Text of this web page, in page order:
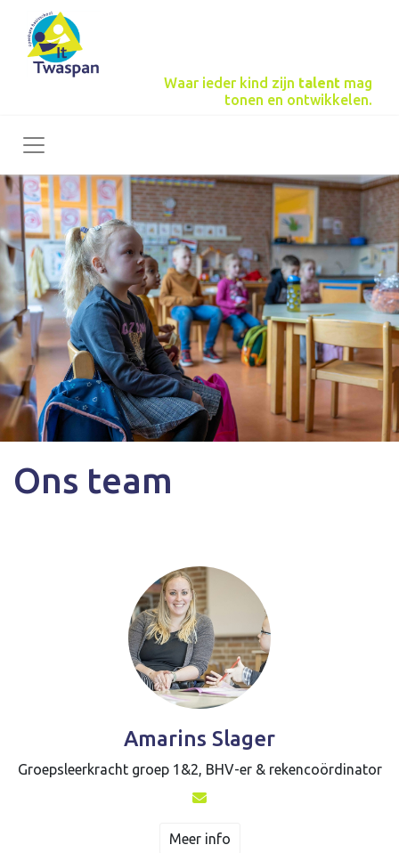
Waar ieder kind zijn talent mag
tonen en ontwikkelen.
Toggle navigation
Ons team
Amarins Slager
Groepsleerkracht groep 1&2, BHV-er & rekencoördinator
Meer info